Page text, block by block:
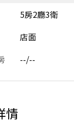
5房2廳3衛
店面
--/--
情